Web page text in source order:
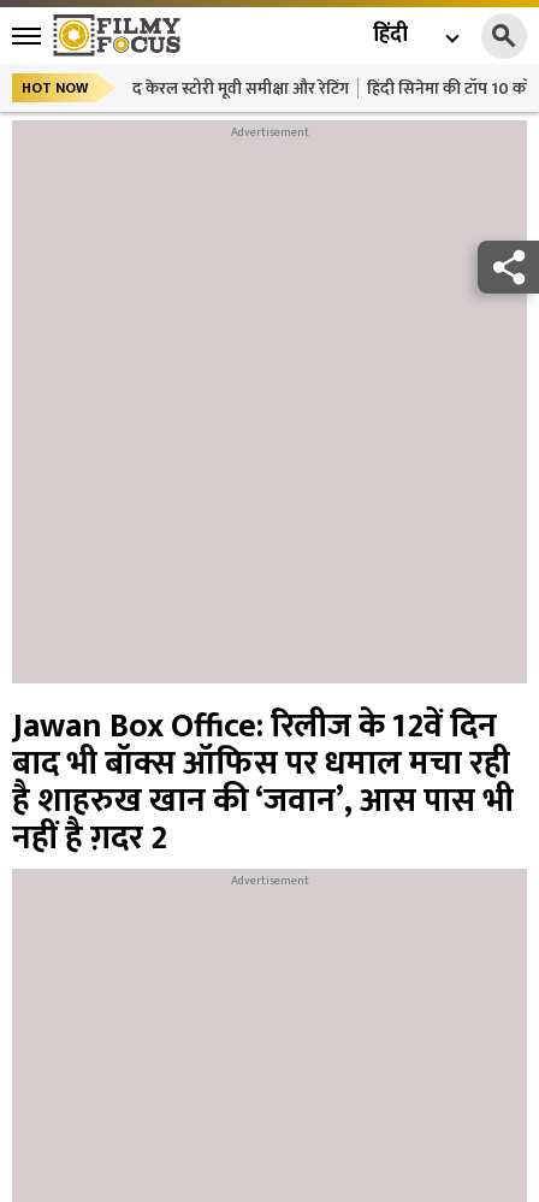
हिंदी
HOT NOW द केरल स्टोरी मूवी समीक्षा और रेटिंग हिंदी सिनेमा की टॉप 10
Jawan Box Office: रिलीज के 12वें दिन
बाद भी बॉक्स ऑफिस पर धमाल मचा रही
है शाहरुख खान की ‘जवान’, आस पास भी
नहीं है ग़दर 2